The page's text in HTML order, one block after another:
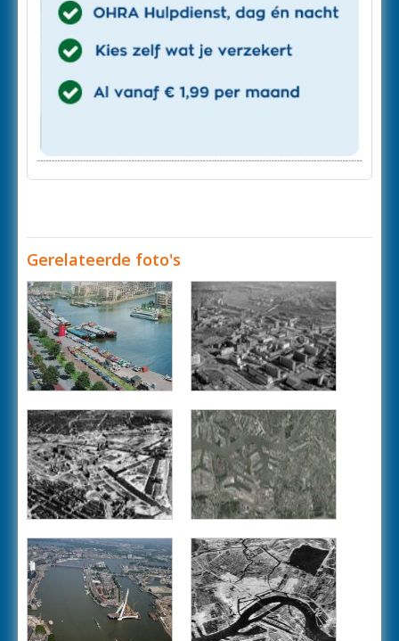
Gerelateerde foto's